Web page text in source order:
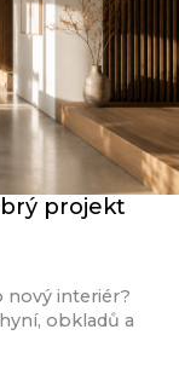
projekt
interiér?
obkladů a